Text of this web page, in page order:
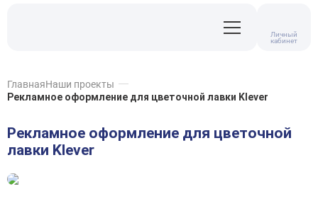
Личный
кабинет
ГлавнаяНаши проекты
Рекламное оформление для цветочной лавки Klever
Рекламное оформление для цветочной
лавки Klever